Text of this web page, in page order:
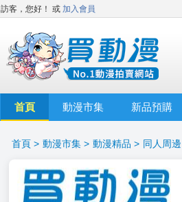
訪客，您好！ 或 加入會員
首頁 動漫市集 新品預購
首頁 > 動漫市集 > 動漫精品 > 同人周邊